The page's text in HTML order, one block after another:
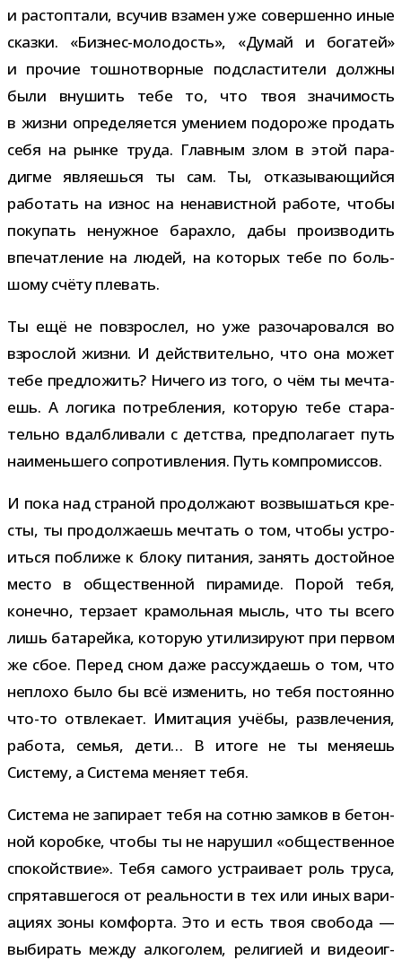
и рас­топ­тали, всу­чив вза­мен уже совер­шенно иные
сказки. «Бизнес-​молодость», «Думай и бога­тей»
и про­чие тош­но­твор­ные под­сла­сти­тели должны
были вну­шить тебе то, что твоя зна­чи­мость
в жизни опре­де­ля­ется уме­нием подо­роже про­дать
себя на рынке труда. Главным злом в этой пара­
дигме явля­ешься ты сам. Ты, отка­зы­ва­ю­щийся
рабо­тать на износ на нена­вист­ной работе, чтобы
поку­пать ненуж­ное барахло, дабы про­из­во­дить
впе­чат­ле­ние на людей, на кото­рых тебе по боль­
шому счёту плевать.
Ты ещё не повзрос­лел, но уже разо­ча­ро­вался во
взрос­лой жизни. И дей­стви­тельно, что она может
тебе пред­ло­жить? Ничего из того, о чём ты меч­та­
ешь. А логика потреб­ле­ния, кото­рую тебе ста­ра­
тельно вдалб­ли­вали с дет­ства, пред­по­ла­гает путь
наи­мень­шего сопро­тив­ле­ния. Путь компромиссов.
И пока над стра­ной про­дол­жают воз­вы­шаться кре­
сты, ты про­дол­жа­ешь меч­тать о том, чтобы устро­
иться поближе к блоку пита­ния, занять достой­ное
место в обще­ствен­ной пира­миде. Порой тебя,
конечно, тер­зает кра­моль­ная мысль, что ты всего
лишь бата­рейка, кото­рую ути­ли­зи­руют при пер­вом
же сбое. Перед сном даже рас­суж­да­ешь о том, что
неплохо было бы всё изме­нить, но тебя посто­янно
что-​то отвле­кает. Имитация учёбы, раз­вле­че­ния,
работа, семья, дети… В итоге не ты меня­ешь
Систему, а Система меняет тебя.
Система не запи­рает тебя на сотню зам­ков в бетон­
ной коробке, чтобы ты не нару­шил «обще­ствен­ное
спо­кой­ствие». Тебя самого устра­и­вает роль труса,
спря­тав­ше­гося от реаль­но­сти в тех или иных вари­
а­циях зоны ком­форта. Это и есть твоя сво­бода —
выби­рать между алко­го­лем, рели­гией и видео­иг­